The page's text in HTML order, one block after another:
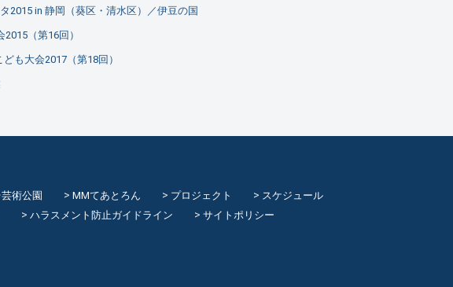
2015 in 静岡（葵区・清水区）／伊豆の国
2015（第16回）
ども大会2017（第18回）
術公園 MMてあとろん プロジェクト
スケジュール
ハラスメント防止ガイドライン サイトポリシー